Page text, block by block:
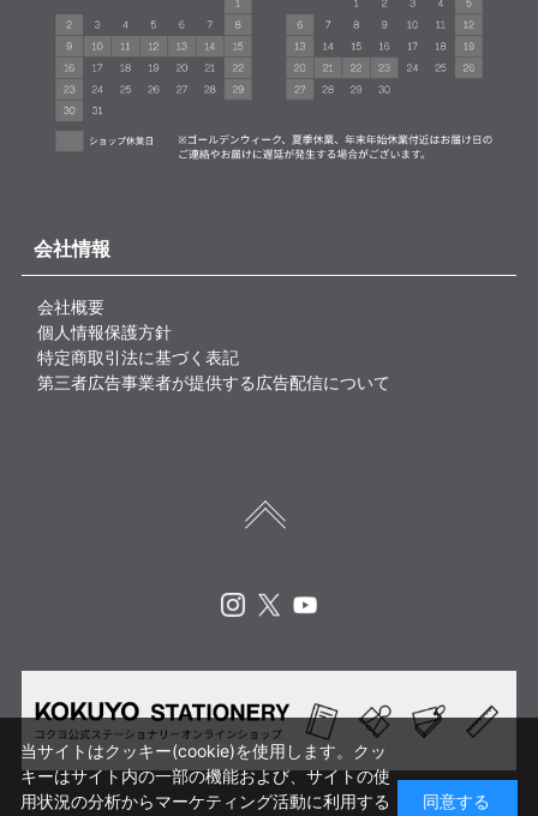
会社情報
会社概要
個人情報保護方針
特定商取引法に基づく表記
第三者広告事業者が提供する広告配信について
当サイトはクッキー(cookie)を使用します。クッ
キーはサイト内の一部の機能および、サイトの使
用状況の分析からマーケティング活動に利用する
同意する